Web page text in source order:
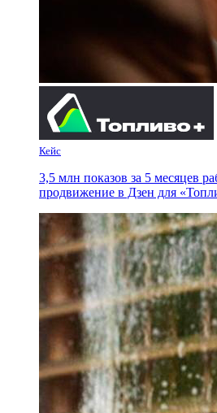
Кейс
3,5 млн показов за 5 месяцев
продвижение в Дзен для